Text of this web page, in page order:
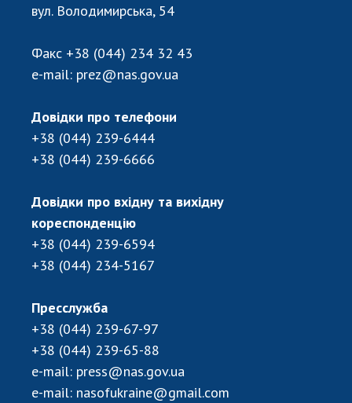
Відкрита наука в НАН України
Робота з молоддю
МІЖНАРОДНЕ СПІВРОБІТНИЦТВО
Членство в міжнародних організаціях
Міжнародні угоди
ДОКУМЕНТИ
Нормативні акти НАН України
Державний бюджет НАН України
Вибори до складу НАН України
Бланки документів
НОВИНИ
ЗАСІДАННЯ ПРЕЗИДІЇ НАН УКРАЇНИ
вул. Володимирська, 54
Факс +38 (044) 234 32 43
e-mail: prez@nas.gov.ua
Довідки про телефони
+38 (044) 239-6444
+38 (044) 239-6666
Довідки про вхідну та вихідну
кореспонденцію
+38 (044) 239-6594
+38 (044) 234-5167
Пресслужба
+38 (044) 239-67-97
+38 (044) 239-65-88
e-mail: press@nas.gov.ua
e-mail: nasofukraine@gmail.com